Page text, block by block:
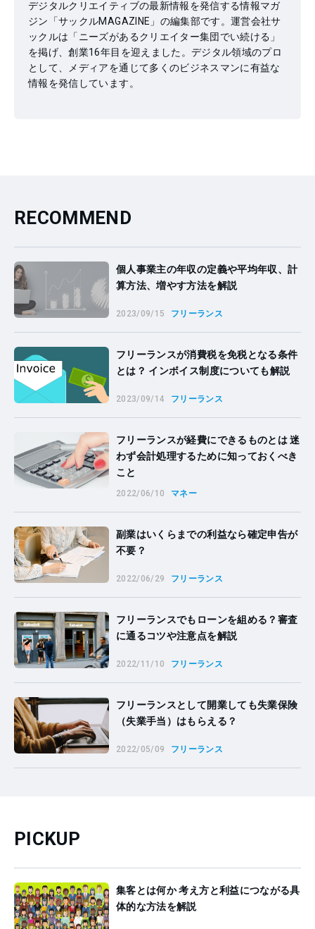
デジタルクリエイティブの最新情報を発信する情報マガ
ジン「サックルMAGAZINE」の編集部です。運営会社サ
ックルは「ニーズがあるクリエイター集団でい続ける」
を掲げ、創業16年目を迎えました。デジタル領域のプロ
として、メディアを通じて多くのビジネスマンに有益な
情報を発信しています。
RECOMMEND
個人事業主の年収の定義や平均年収、計
算方法、増やす方法を解説
2023/09/15 フリーランス
フリーランスが消費税を免税となる条件
とは？ インボイス制度についても解説
2023/09/14 フリーランス
フリーランスが経費にできるものとは 迷
わず会計処理するために知っておくべき
こと
2022/06/10 マネー
副業はいくらまでの利益なら確定申告が
不要？
2022/06/29 フリーランス
フリーランスでもローンを組める？審査
に通るコツや注意点を解説
2022/11/10 フリーランス
フリーランスとして開業しても失業保険
（失業手当）はもらえる？
2022/05/09 フリーランス
PICKUP
集客とは何か 考え方と利益につながる具
体的な方法を解説